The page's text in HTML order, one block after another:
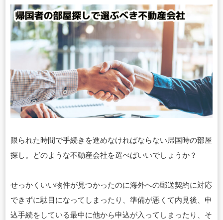
限られた時間で手続きを進めなければならない帰国時の部屋
探し。どのような不動産会社を選べばいいでしょうか？
せっかくいい物件が見つかったのに海外への郵送契約に対応
できずに駄目になってしまったり、準備が悪くて内見後、申
込手続をしている最中に他から申込が入ってしまったり、そ